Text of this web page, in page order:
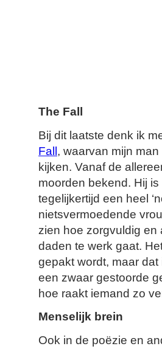
The Fall
Bij dit laatste denk ik
Fall, waarvan mijn
kijken. Vanaf de
moorden bekend. Hij
tegelijkertijd een heel
nietsvermoedende
zien hoe zorgvuldig en
daden te werk gaat.
gepakt wordt, maar
een zwaar gestoorde
hoe raakt iemand zo
Menselijk brein
Ook in de poëzie en